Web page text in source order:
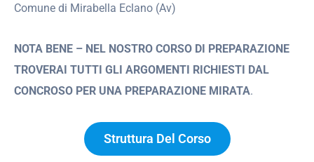
Comune di Mirabella Eclano (Av)
NOTA BENE – NEL NOSTRO CORSO DI PREPARAZIONE
TROVERAI TUTTI GLI ARGOMENTI RICHIESTI DAL
CONCROSO PER UNA PREPARAZIONE MIRATA.
Struttura Del Corso